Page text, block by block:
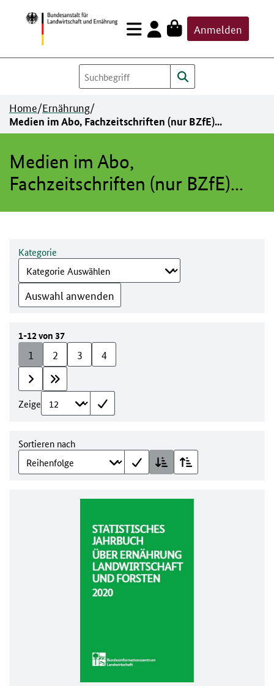
Zum
Inhalt
springen
Anmelden
Home/Ernährung/
Medien im Abo, Fachzeitschriften (nur BZfE)...
Medien im Abo,
Fachzeitschriften (nur BZfE)...
Kategorie
Auswahl anwenden
1-12 von 37
1 2 3 4
Zeige
Sortieren nach